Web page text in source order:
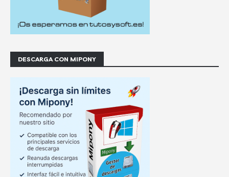
DESCARGA CON MIPONY